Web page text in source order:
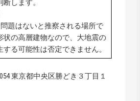
断します。
題はないと推察される場所で
状の高層建物なので、大地震の
する可能性は否定できません。
東京都中央区勝どき３丁目１